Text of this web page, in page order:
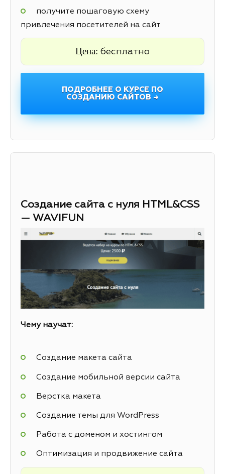
получите пошаговую схему
привлечения посетителей на сайт
Цена: бесплатно
ПОДРОБНЕЕ О КУРСЕ ПО
СОЗДАНИЮ САЙТОВ →
Создание сайта с нуля HTML&CSS
— WAVIFUN
Чему научат:
Создание макета сайта
Создание мобильной версии сайта
Верстка макета
Создание темы для WordPress
Работа с доменом и хостингом
Оптимизация и продвижение сайта